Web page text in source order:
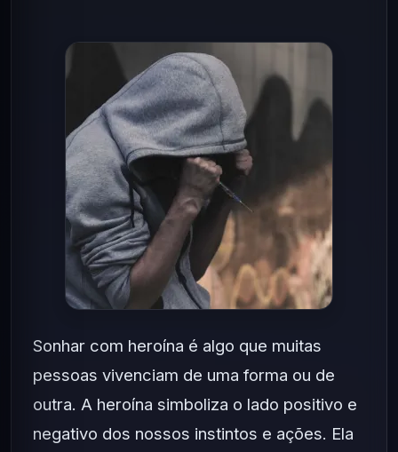
Sonhar com heroína é algo que muitas
pessoas vivenciam de uma forma ou de
outra. A heroína simboliza o lado positivo e
negativo dos nossos instintos e ações. Ela